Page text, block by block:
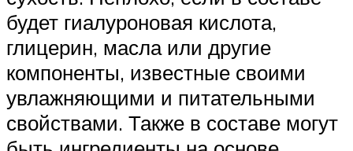
будет гиалуроновая кислота,
глицерин, масла или другие
компоненты, известные своими
увлажняющими и питательными
свойствами. Также в составе могут